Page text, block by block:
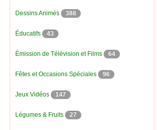
Dessins Animés 388
Éducatifs 43
Émission de Télévision et Films 64
Fêtes et Occasions Spéciales 96
Jeux Vidéos 147
Légumes & Fruits 27